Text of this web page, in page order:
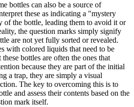
bottles can also be a source of
these as indicating a "mystery
of the bottle, leading them to avoid it or
the question marks simply signify
are not yet fully sorted or revealed.
with colored liquids that need to be
bottles are often the ones that
because they are part of the initial
a trap, they are simply a visual
The key to overcoming this is to
and assess their contents based on the
mark itself.